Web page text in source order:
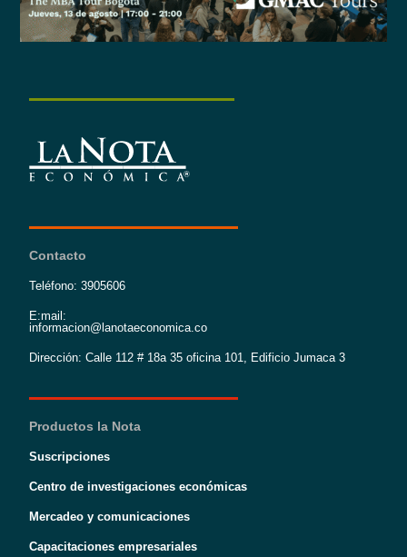
Contacto
Teléfono: 3905606
E:mail:
informacion@lanotaeconomica.co
Dirección: Calle 112 # 18a 35 oficina 101, Edificio Jumaca 3
Productos la Nota
Suscripciones
Centro de investigaciones económicas
Mercadeo y comunicaciones
Capacitaciones empresariales